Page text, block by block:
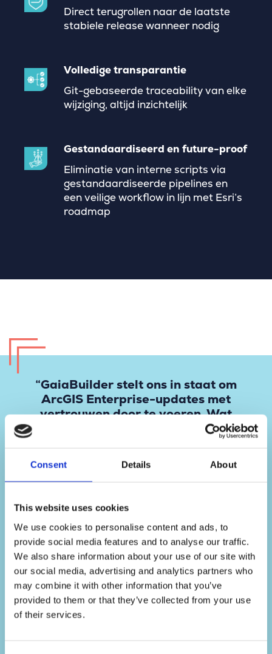
Consent Details About
This website uses cookies
We use cookies to personalise content and ads, to
provide social media features and to analyse our traffic.
We also share information about your use of our site with
our social media, advertising and analytics partners who
may combine it with other information that you’ve
provided to them or that they’ve collected from your use
of their services.
Direct terugrollen naar de laatste
stabiele release wanneer nodig
Volledige transparantie
Git-gebaseerde traceability van elke
wijziging, altijd inzichtelijk
Gestandaardiseerd en future-proof
Eliminatie van interne scripts via
gestandaardiseerde pipelines en
een veilige workflow in lijn met Esri’s
roadmap
“GaiaBuilder stelt ons in staat om
ArcGIS Enterprise-updates met
vertrouwen door te voeren. Wat
vroeger een dag duurde, kost nu
slechts minuten en als er iets misgaat,
kunnen we direct terugrollen.”